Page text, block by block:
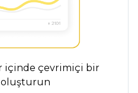
içinde çevrimiçi bir
oluşturun